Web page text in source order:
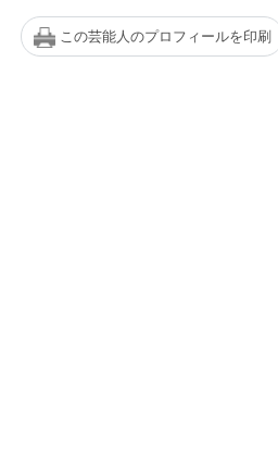
この芸能人のプロフィールを印刷